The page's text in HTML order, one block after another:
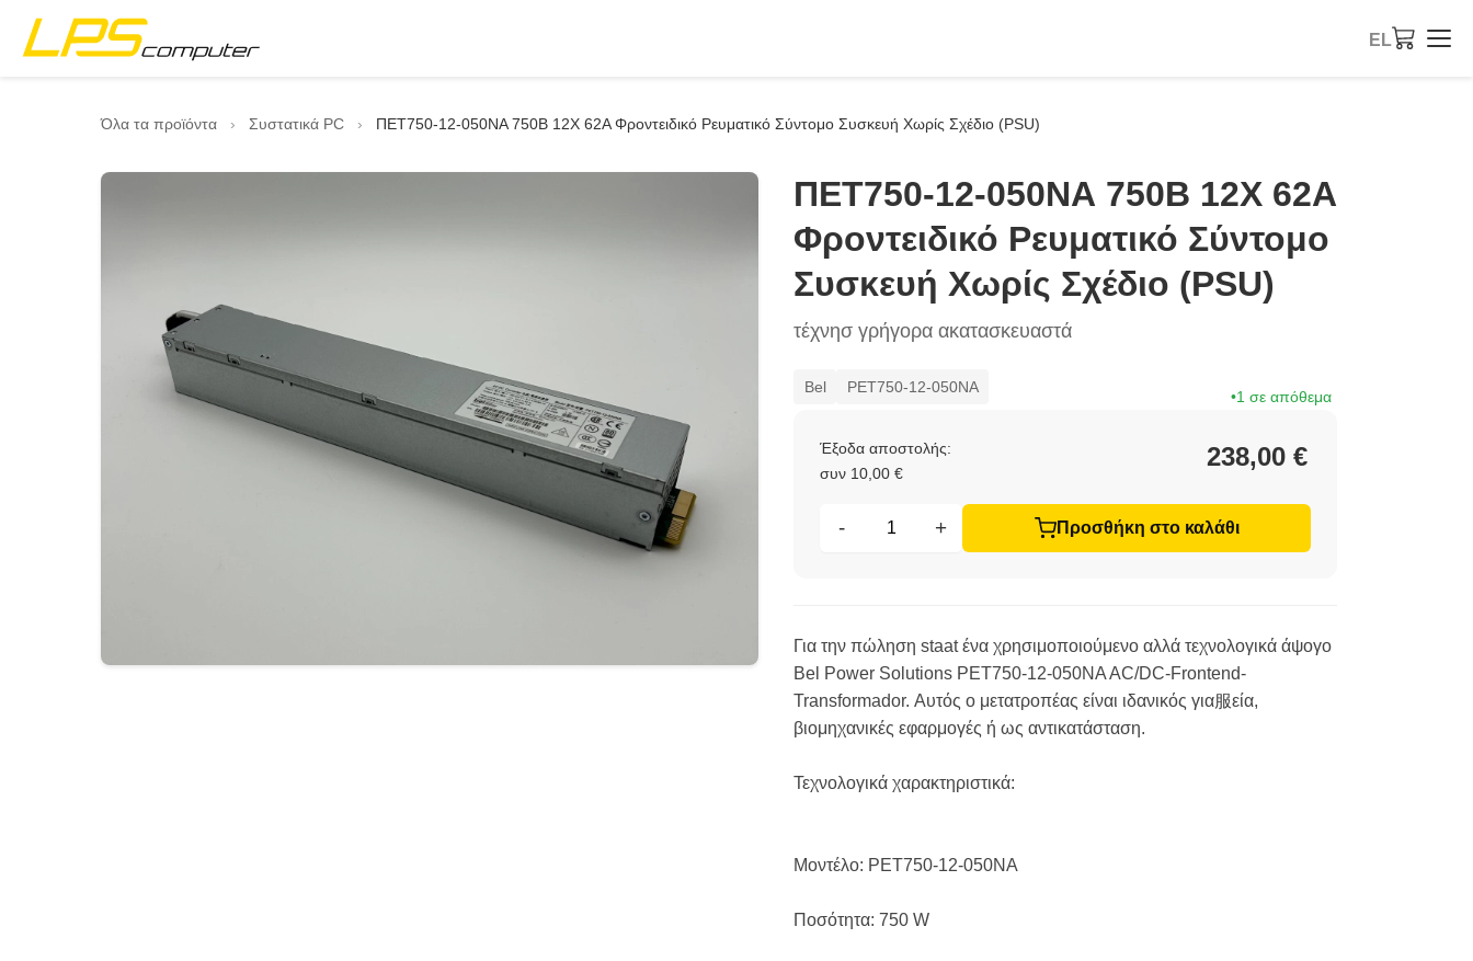
EL
Όλα τα προϊόντα › Συστατικά PC › ΠΕΤ750-12-050ΝΑ 750Β 12Χ 62Α Φροντειδικό Ρευματικό Σύντομο Συσκευή Χωρίς Σχέδιο (PSU)
ΠΕΤ750-12-050ΝΑ 750Β 12Χ 62Α
Φροντειδικό Ρευματικό Σύντομο
Συσκευή Χωρίς Σχέδιο (PSU)
τέχνησ γρήγορα ακατασκευαστά
Bel PET750-12-050NA
1 σε απόθεμα
Έξοδα αποστολής:
συν 10,00 €
238,00 €
- + Προσθήκη στο καλάθι
Για την πώληση staat ένα χρησιμοποιούμενο αλλά τεχνολογικά άψογο
Bel Power Solutions PET750-12-050NA AC/DC-Frontend-
Transformador. Αυτός ο μετατροπέας είναι ιδανικός για服εία,
βιομηχανικές εφαρμογές ή ως αντικατάσταση.
Τεχνολογικά χαρακτηριστικά:
Μοντέλο: PET750-12-050NA
Ποσότητα: 750 W